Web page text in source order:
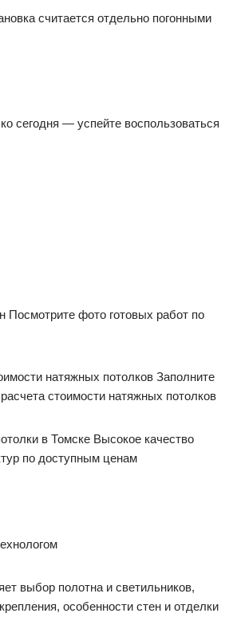
считается отдельно погонными
сегодня — успейте воспользоваться
Посмотрите фото готовых работ по
натяжных потолков Заполните
стоимости натяжных потолков
в Томске Высокое качество
по доступным ценам
выбор полотна и светильников,
особенности стен и отделки